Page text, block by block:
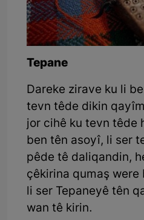
Tepane
Dareke zirave ku li
tevn têde dikin
jor cihê ku tevn têde
ben tên asoyî, li ser
pêde tê daliqandin,
çêkirina qumaş were
li ser Tepaneyê tên
wan tê kirin.